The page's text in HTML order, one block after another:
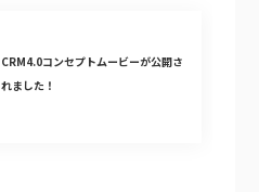
CRM4.0コンセプトムービーが公開さ
れました！